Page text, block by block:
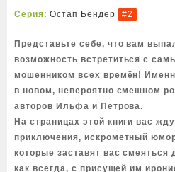
Серия: Остап Бендер #2
Представьте себе, что вам
возможность встретиться с
мошенником всех времён!
в новом, невероятно смешном
авторов Ильфа и Петрова.
На страницах этой книги вас
приключения, искромётный
которые заставят вас смеяться
как всегда, с присущей им